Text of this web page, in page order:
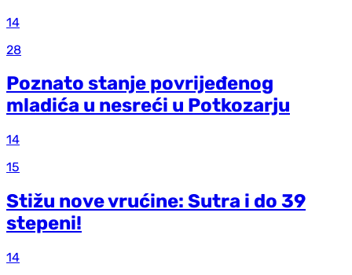
14
28
Poznato stanje povrijeđenog
mladića u nesreći u Potkozarju
14
15
Stižu nove vrućine: Sutra i do 39
stepeni!
14